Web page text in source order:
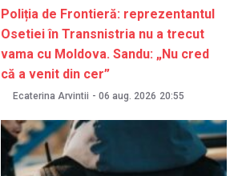
Poliția de Frontieră: reprezentantul
Osetiei în Transnistria nu a trecut
vama cu Moldova. Sandu: „Nu cred
că a venit din cer”
Ecaterina Arvintii - 06 aug. 2026 20:55